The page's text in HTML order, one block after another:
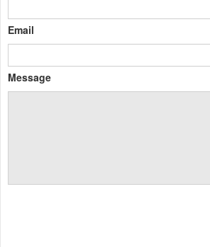
Email
Message